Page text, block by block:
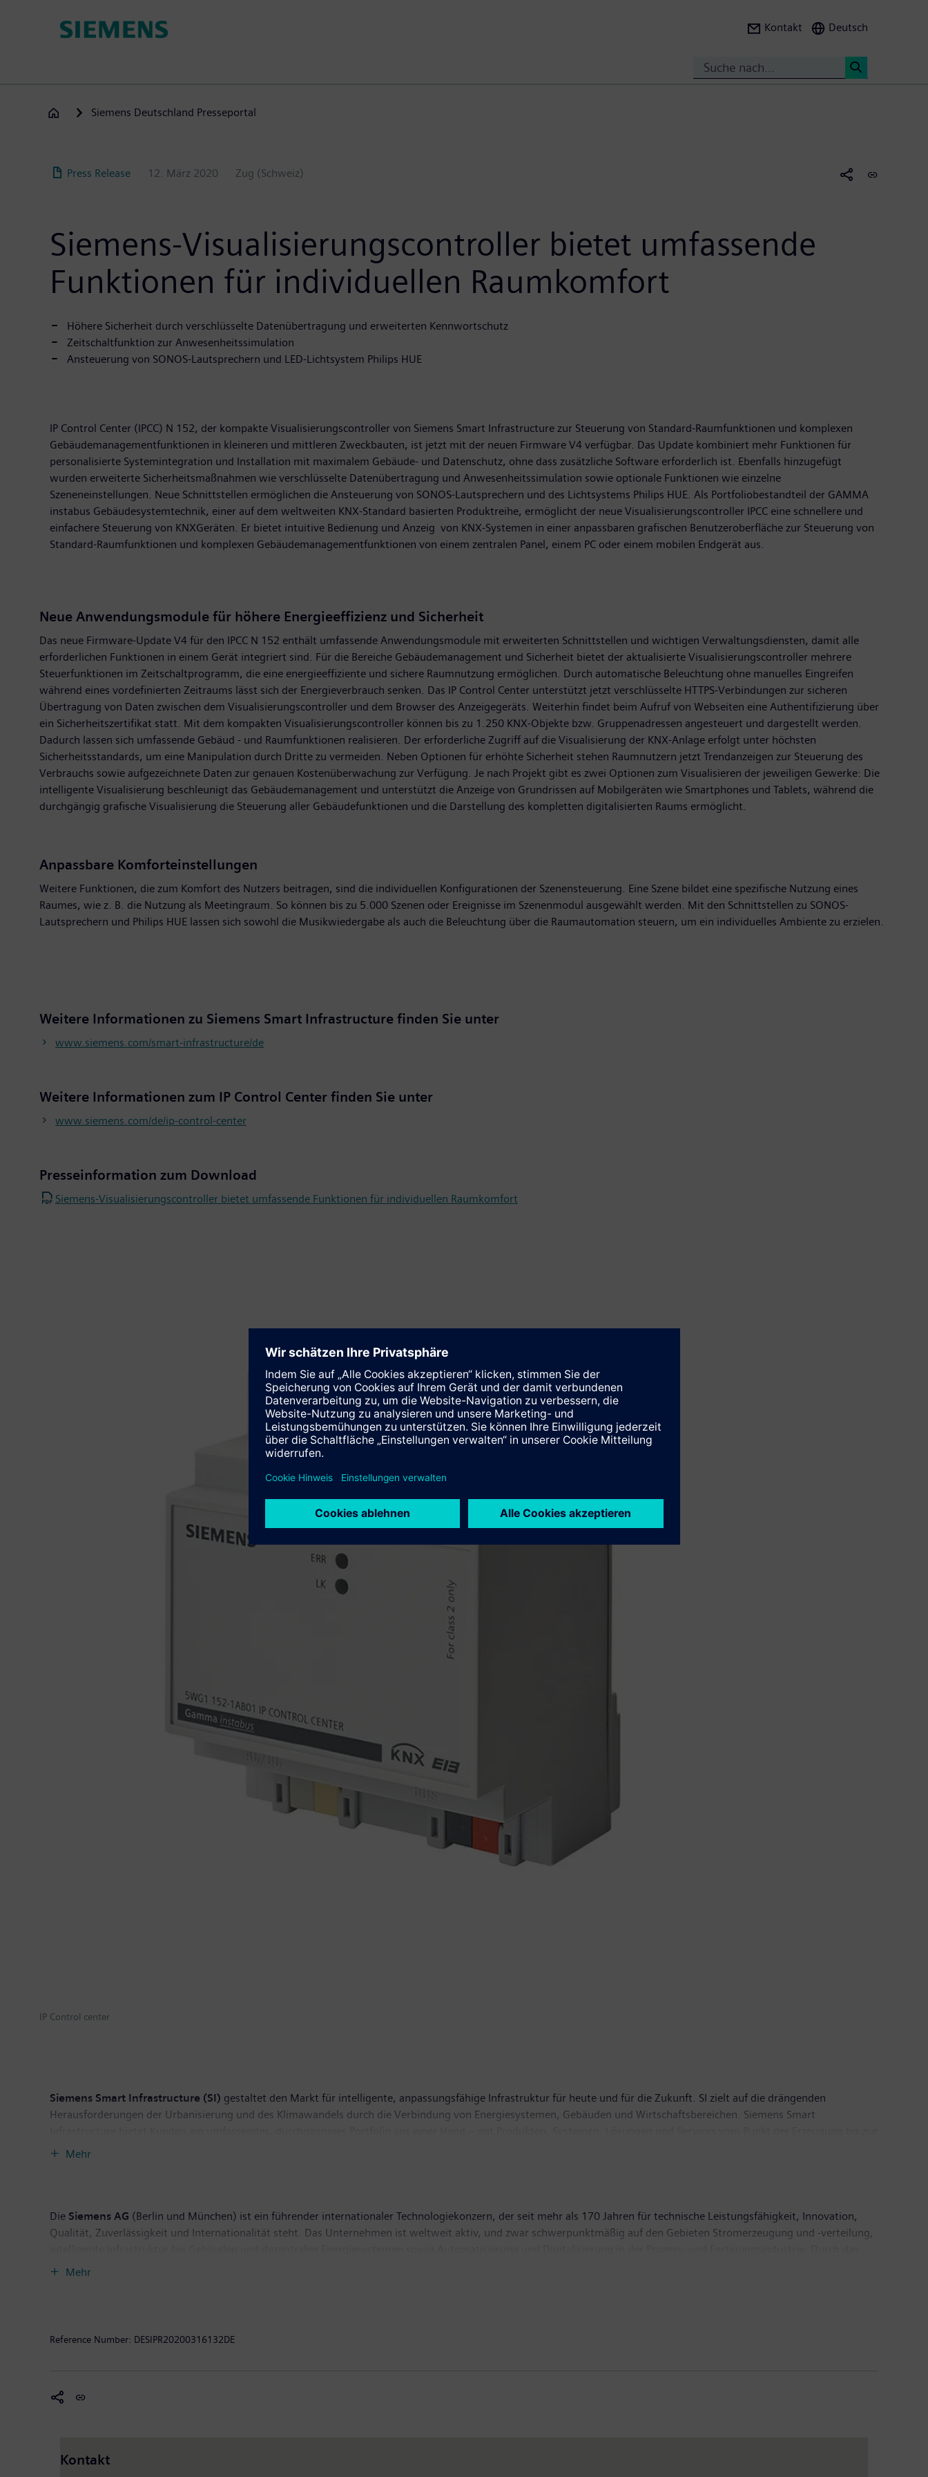
Kontakt Deutsch
Siemens Deutschland Presseportal
Press Release 12. März 2020 Zug (Schweiz)
Siemens-Visualisierungscontroller bietet umfassende
Funktionen für individuellen Raumkomfort
Höhere Sicherheit durch verschlüsselte Datenübertragung und erweiterten Kennwortschutz
Zeitschaltfunktion zur Anwesenheitssimulation
Ansteuerung von SONOS-Lautsprechern und LED-Lichtsystem Philips HUE
IP Control Center (IPCC) N 152, der kompakte Visualisierungscontroller von Siemens Smart Infrastructure zur Steuerung von Standard-Raumfunktionen und komplexen
Gebäudemanagementfunktionen in kleineren und mittleren Zweckbauten, ist jetzt mit der neuen Firmware V4 verfügbar. Das Update kombiniert mehr Funktionen für
personalisierte Systemintegration und Installation mit maximalem Gebäude- und Datenschutz, ohne dass zusätzliche Software erforderlich ist. Ebenfalls hinzugefügt
wurden erweiterte Sicherheitsmaßnahmen wie verschlüsselte Datenübertragung und Anwesenheitssimulation sowie optionale Funktionen wie einzelne
Szeneneinstellungen. Neue Schnittstellen ermöglichen die Ansteuerung von SONOS-Lautsprechern und des Lichtsystems Philips HUE. Als Portfoliobestandteil der GAMMA
instabus Gebäudesystemtechnik, einer auf dem weltweiten KNX-Standard basierten Produktreihe, ermöglicht der neue Visualisierungscontroller IPCC eine schnellere und
einfachere Steuerung von KNXGeräten. Er bietet intuitive Bedienung und Anzeig von KNX-Systemen in einer anpassbaren grafischen Benutzeroberfläche zur Steuerung von
Standard-Raumfunktionen und komplexen Gebäudemanagementfunktionen von einem zentralen Panel, einem PC oder einem mobilen Endgerät aus.
Neue Anwendungsmodule für höhere Energieeffizienz und Sicherheit
Das neue Firmware-Update V4 für den IPCC N 152 enthält umfassende Anwendungsmodule mit erweiterten Schnittstellen und wichtigen Verwaltungsdiensten, damit alle
erforderlichen Funktionen in einem Gerät integriert sind. Für die Bereiche Gebäudemanagement und Sicherheit bietet der aktualisierte Visualisierungscontroller mehrere
Steuerfunktionen im Zeitschaltprogramm, die eine energieeffiziente und sichere Raumnutzung ermöglichen. Durch automatische Beleuchtung ohne manuelles Eingreifen
während eines vordefinierten Zeitraums lässt sich der Energieverbrauch senken. Das IP Control Center unterstützt jetzt verschlüsselte HTTPS-Verbindungen zur sicheren
Übertragung von Daten zwischen dem Visualisierungscontroller und dem Browser des Anzeigegeräts. Weiterhin findet beim Aufruf von Webseiten eine Authentifizierung über
ein Sicherheitszertifikat statt. Mit dem kompakten Visualisierungscontroller können bis zu 1.250 KNX-Objekte bzw. Gruppenadressen angesteuert und dargestellt werden.
Dadurch lassen sich umfassende Gebäud - und Raumfunktionen realisieren. Der erforderliche Zugriff auf die Visualisierung der KNX-Anlage erfolgt unter höchsten
Sicherheitsstandards, um eine Manipulation durch Dritte zu vermeiden. Neben Optionen für erhöhte Sicherheit stehen Raumnutzern jetzt Trendanzeigen zur Steuerung des
Verbrauchs sowie aufgezeichnete Daten zur genauen Kostenüberwachung zur Verfügung. Je nach Projekt gibt es zwei Optionen zum Visualisieren der jeweiligen Gewerke: Die
intelligente Visualisierung beschleunigt das Gebäudemanagement und unterstützt die Anzeige von Grundrissen auf Mobilgeräten wie Smartphones und Tablets, während die
durchgängig grafische Visualisierung die Steuerung aller Gebäudefunktionen und die Darstellung des kompletten digitalisierten Raums ermöglicht.
Anpassbare Komforteinstellungen
Weitere Funktionen, die zum Komfort des Nutzers beitragen, sind die individuellen Konfigurationen der Szenensteuerung. Eine Szene bildet eine spezifische Nutzung eines
Raumes, wie z. B. die Nutzung als Meetingraum. So können bis zu 5.000 Szenen oder Ereignisse im Szenenmodul ausgewählt werden. Mit den Schnittstellen zu SONOS-
Lautsprechern und Philips HUE lassen sich sowohl die Musikwiedergabe als auch die Beleuchtung über die Raumautomation steuern, um ein individuelles Ambiente zu erzielen.
Weitere Informationen zu Siemens Smart Infrastructure finden Sie unter
www.siemens.com/smart-infrastructure/de
Weitere Informationen zum IP Control Center finden Sie unter
www.siemens.com/de/ip-control-center
Presseinformation zum Download
Siemens-Visualisierungscontroller bietet umfassende Funktionen für individuellen Raumkomfort
IP Control center
Siemens Smart Infrastructure (SI) gestaltet den Markt für intelligente, anpassungsfähige Infrastruktur für heute und für die Zukunft. SI zielt auf die drängenden
Herausforderungen der Urbanisierung und des Klimawandels durch die Verbindung von Energiesystemen, Gebäuden und Wirtschaftsbereichen. Siemens Smart
Nutzung der Energie. Mit einem zunehmend digitalisierten Ökosystem hilft SI seinen Kunden im Wettbewerb erfolgreich zu sein und der Gesellschaft, sich
Mehr
Die Siemens AG (Berlin und München) ist ein führender internationaler Technologiekonzern, der seit mehr als 170 Jahren für technische Leistungsfähigkeit, Innovation,
Qualität, Zuverlässigkeit und Internationalität steht. Das Unternehmen ist weltweit aktiv, und zwar schwerpunktmäßig auf den Gebieten Stromerzeugung und -verteilung,
eigenständig geführte Unternehmen Siemens Mobility, einer der führenden Anbieter intelligenter Mobilitätslösungen für den Schienen- und Straßenverkehr, gestaltet
Mehr
Reference Number: DESIPR20200316132DE
Kontakt